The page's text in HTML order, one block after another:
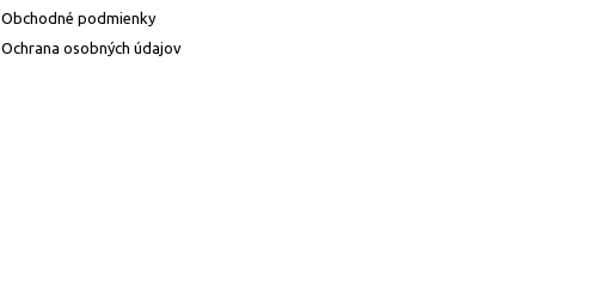
Obchodné podmienky
Ochrana osobných údajov